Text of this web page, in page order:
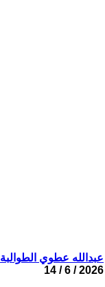
عبدالله عطوي الطوالبة
2026 / 6 / 14